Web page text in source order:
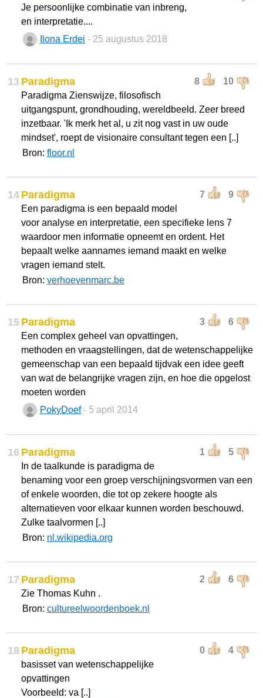
Je persoonlijke combinatie van inbreng,
en interpretatie....
Ilona Erdei - 25 augustus 2018
13 8 10
Paradigma
Paradigma Zienswijze, filosofisch
uitgangspunt, grondhouding, wereldbeeld. Zeer breed
inzetbaar. 'Ik merk het al, u zit nog vast in uw oude
mindset', roept de visionaire consultant tegen een [..]
Bron: floor.nl
14 7 9
Paradigma
Een paradigma is een bepaald model
voor analyse en interpretatie, een specifieke lens 7
waardoor men informatie opneemt en ordent. Het
bepaalt welke aannames iemand maakt en welke
vragen iemand stelt.
Bron: verhoevenmarc.be
15 3 6
Paradigma
Een complex geheel van opvattingen,
methoden en vraagstellingen, dat de wetenschappelijke
gemeenschap van een bepaald tijdvak een idee geeft
van wat de belangrijke vragen zijn, en hoe die opgelost
moeten worden
PokyDoef - 5 april 2014
16 1 5
Paradigma
In de taalkunde is paradigma de
benaming voor een groep verschijningsvormen van een
of enkele woorden, die tot op zekere hoogte als
alternatieven voor elkaar kunnen worden beschouwd.
Zulke taalvormen [..]
Bron: nl.wikipedia.org
17 2 6
Paradigma
Zie Thomas Kuhn .
Bron: cultureelwoordenboek.nl
18 0 4
Paradigma
basisset van wetenschappelijke
opvattingen
Voorbeeld: va [..]